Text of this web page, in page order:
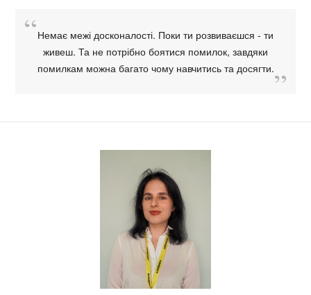
Немає межі досконалості. Поки ти розвиваєшся - ти
живеш. Та не потрібно боятися помилок, завдяки
помилкам можна багато чому навчитись та досягти.